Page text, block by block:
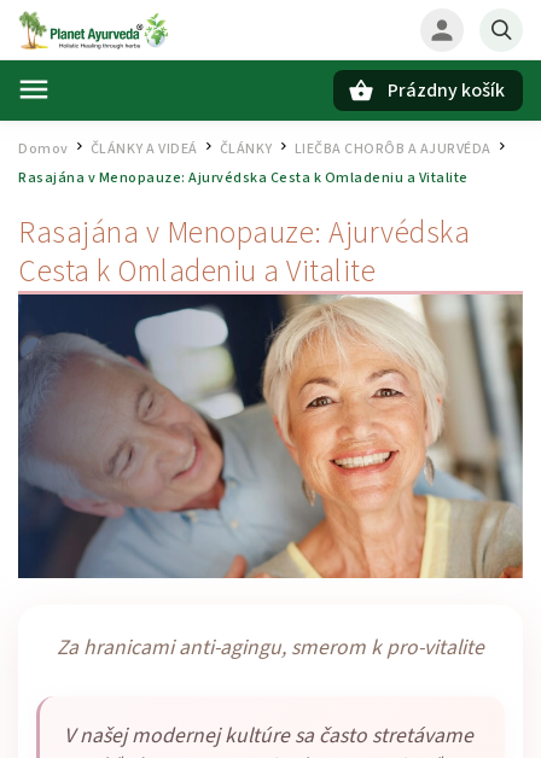
Prázdny košík
Domov ČLÁNKY A VIDEÁ ČLÁNKY LIEČBA CHORÔB A AJURVÉDA
Rasajána v Menopauze: Ajurvédska Cesta k Omladeniu a Vitalite
Rasajána v Menopauze: Ajurvédska
Cesta k Omladeniu a Vitalite
Za hranicami anti-agingu, smerom k pro-vitalite
V našej modernej kultúre sa často stretávame